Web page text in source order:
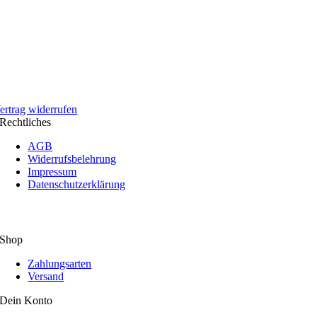
widerrufen
Rechtliches
AGB
Widerrufsbelehrung
Impressum
Datenschutzerklärung
Shop
Zahlungsarten
Versand
Dein Konto